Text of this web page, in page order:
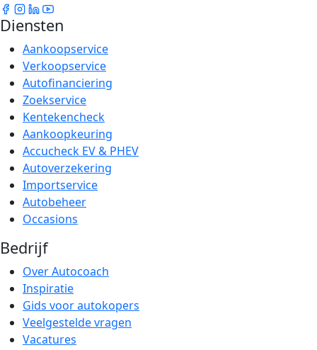
Diensten
Aankoopservice
Verkoopservice
Autofinanciering
Zoekservice
Kentekencheck
Aankoopkeuring
Accucheck EV & PHEV
Autoverzekering
Importservice
Autobeheer
Occasions
Bedrijf
Over Autocoach
Inspiratie
Gids voor autokopers
Veelgestelde vragen
Vacatures